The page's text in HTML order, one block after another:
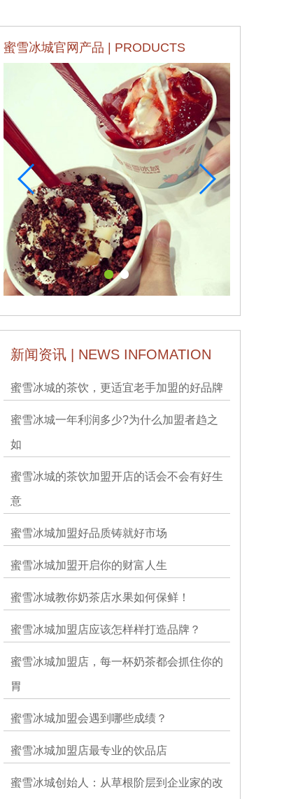
蜜雪冰城官网产品 | PRODUCTS
新闻资讯 | NEWS INFOMATION
蜜雪冰城的茶饮，更适宜老手加盟的好品牌
蜜雪冰城一年利润多少?为什么加盟者趋之
如
蜜雪冰城的茶饮加盟开店的话会不会有好生
意
蜜雪冰城加盟好品质铸就好市场
蜜雪冰城加盟开启你的财富人生
蜜雪冰城教你奶茶店水果如何保鲜！
蜜雪冰城加盟店应该怎样样打造品牌？
蜜雪冰城加盟店，每一杯奶茶都会抓住你的
胃
蜜雪冰城加盟会遇到哪些成绩？
蜜雪冰城加盟店最专业的饮品店
蜜雪冰城创始人：从草根阶层到企业家的改